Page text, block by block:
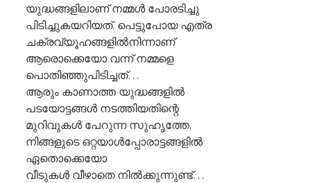
യുദ്ധങ്ങളിലാണ് നമ്മള്‍ പോരടിച്ചു
പിടിച്ചുകയറിയത്. പെട്ടുപോയ എത്ര
ചക്രവ്യൂഹങ്ങളില്‍നിന്നാണ്
ആരൊക്കെയോ വന്ന് നമ്മളെ
പൊതിഞ്ഞുപിടിച്ചത്…
ആരും കാണാത്ത യുദ്ധങ്ങളില്‍
പടയോട്ടങ്ങള്‍ നടത്തിയതിന്റെ
മുറിവുകള്‍ പേറുന്ന സുഹൃത്തേ,
നിങ്ങളുടെ ഒറ്റയാള്‍പ്പോരാട്ടങ്ങളില്‍
ഏതൊക്കെയോ
വീടുകള്‍ വീഴാതെ നില്‍ക്കുന്നുണ്ട്…